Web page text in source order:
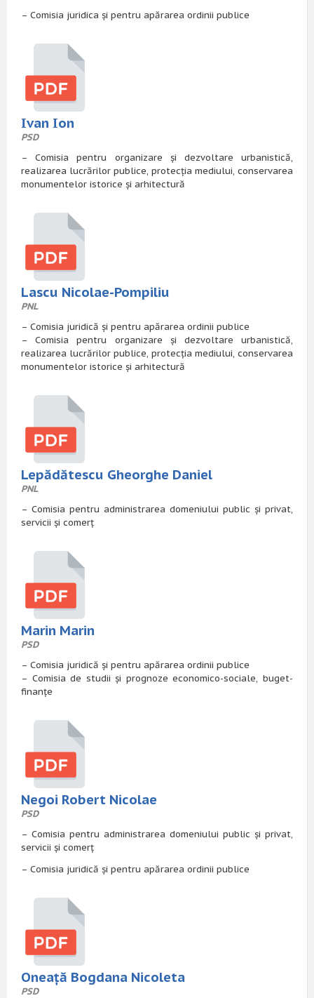
– Comisia juridica și pentru apărarea ordinii publice
Ivan Ion
PSD
– Comisia pentru organizare și dezvoltare urbanistică,
realizarea lucrărilor publice, protecția mediului, conservarea
monumentelor istorice și arhitectură
Lascu Nicolae-Pompiliu
PNL
– Comisia juridică și pentru apărarea ordinii publice
– Comisia pentru organizare și dezvoltare urbanistică,
realizarea lucrărilor publice, protecția mediului, conservarea
monumentelor istorice și arhitectură
Lepădătescu Gheorghe Daniel
PNL
– Comisia pentru administrarea domeniului public și privat,
servicii și comerț
Marin Marin
PSD
– Comisia juridică și pentru apărarea ordinii publice
– Comisia de studii și prognoze economico-sociale, buget-
finanțe
Negoi Robert Nicolae
PSD
– Comisia pentru administrarea domeniului public și privat,
servicii și comerț
– Comisia juridică și pentru apărarea ordinii publice
Oneaţă Bogdana Nicoleta
PSD